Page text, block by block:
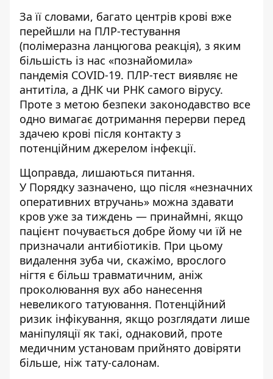
За її словами, багато центрів крові вже
перейшли на ПЛР-тестування
(полімеразна ланцюгова реакція), з яким
більшість із нас «познайомила»
пандемія COVID-19. ПЛР-тест виявляє не
антитіла, а ДНК чи РНК самого вірусу.
Проте з метою безпеки законодавство все
одно вимагає дотримання перерви перед
здачею крові після контакту з
потенційним джерелом інфекції.
Щоправда, лишаються питання.
У Порядку зазначено, що після «незначних
оперативних втручань» можна здавати
кров уже за тиждень — принаймні, якщо
пацієнт почувається добре йому чи їй не
призначали антибіотиків. При цьому
видалення зуба чи, скажімо, врослого
нігтя є більш травматичним, аніж
проколювання вух або нанесення
невеликого татуювання. Потенційний
ризик інфікування, якщо розглядати лише
маніпуляції як такі, однаковий, проте
медичним установам прийнято довіряти
більше, ніж тату-салонам.